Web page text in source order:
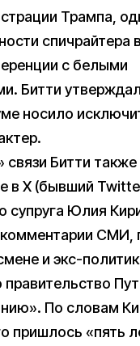
Трампа,
спичрайтера
с белыми
Битти
носило
связи Битти также
в X (бывший
супруга Юлия
комментарии СМИ,
и экс-
правительство
По словам
пришлось «пять